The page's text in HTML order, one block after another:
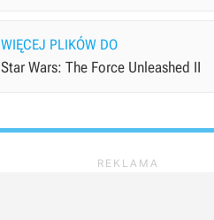
WIĘCEJ PLIKÓW DO
Star Wars: The Force Unleashed II